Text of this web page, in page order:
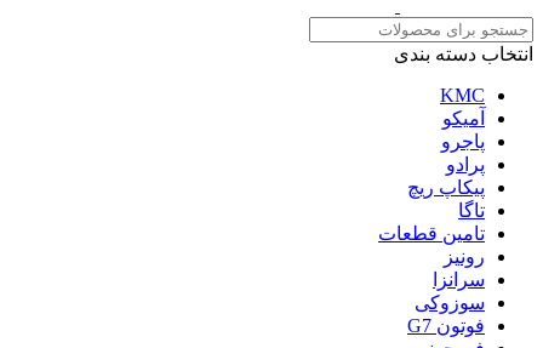
انتخاب دسته بندی
KMC
آمیکو
پاجرو
پرادو
پیکاپ ریچ
تاگا
تامین قطعات
رونیز
سرانزا
سوزوکی
فوتون G7